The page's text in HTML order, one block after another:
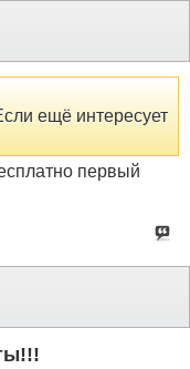
ещё интересует
первый